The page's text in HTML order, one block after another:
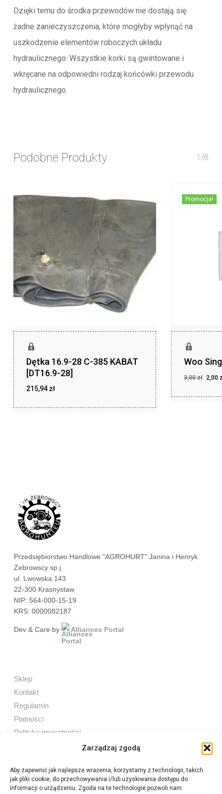
Zarządzaj zgodą
Aby zapewnić jak najlepsze wrażenia, korzystamy z technologii, takich
jak pliki cookie, do przechowywania i/lub uzyskiwania dostępu do
informacji o urządzeniu. Zgoda na te technologie pozwoli nam
Dzięki temu do środka przewodów nie dostają się
żadne zanieczyszczenia, które mogłyby wpłynąć na
uszkodzenie elementów roboczych układu
hydraulicznego. Wszystkie korki są gwintowane i
wkręcane na odpowiedni rodzaj końcówki przewodu
hydraulicznego.
Podobne Produkty 1/8
Dętka 16.9-28 C-385 KABAT
[DT16.9-28]
215,94 zł
Promocja!
Woo
3,00zł 2,00
cena cena
Przedsiębiorstwo Handlowe "AGROHURT" Janina i Henryk
Żebrowscy sp.j.
ul. Lwowska 143
22-300 Krasnystaw
NIP: 564-000-15-19
KRS: 0000082187
Dev & Care by Alliances Portal
Sklep
Kontakt
Regulamin
Płatności
Polityka prywatności
Sprzedaż internetowa
Tel:605 603 753